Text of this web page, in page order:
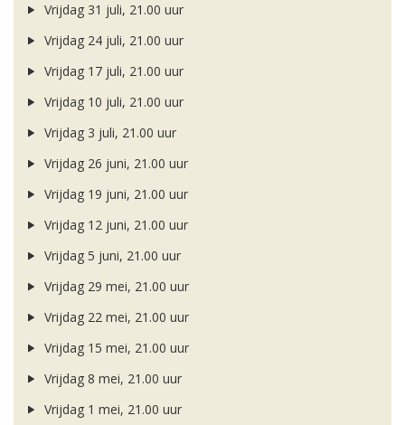
Vrijdag 31 juli, 21.00 uur
Vrijdag 24 juli, 21.00 uur
Vrijdag 17 juli, 21.00 uur
Vrijdag 10 juli, 21.00 uur
Vrijdag 3 juli, 21.00 uur
Vrijdag 26 juni, 21.00 uur
Vrijdag 19 juni, 21.00 uur
Vrijdag 12 juni, 21.00 uur
Vrijdag 5 juni, 21.00 uur
Vrijdag 29 mei, 21.00 uur
Vrijdag 22 mei, 21.00 uur
Vrijdag 15 mei, 21.00 uur
Vrijdag 8 mei, 21.00 uur
Vrijdag 1 mei, 21.00 uur